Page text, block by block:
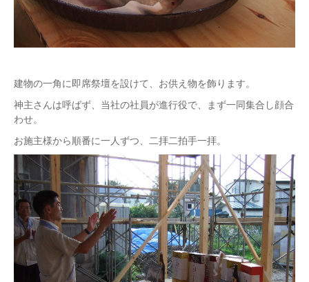
建物の一角に即席祭壇を設けて、お供え物を飾ります。
神主さんは呼ばず、当社の社員が進行役で、まず一同集合し顔合
わせ。
お施主様から順番に一人ずつ、二拝二拍手一拝。